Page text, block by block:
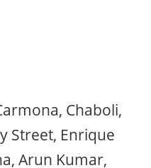
Chaboli,
Street, Enrique
Arun Kumar,